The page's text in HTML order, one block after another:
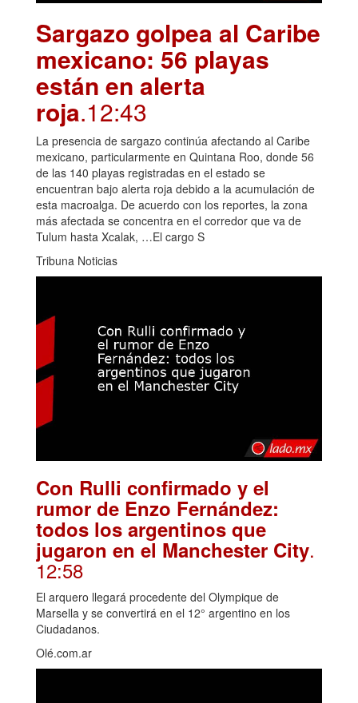
Sargazo golpea al Caribe
mexicano: 56 playas
están en alerta
roja.12:43
La presencia de sargazo continúa afectando al Caribe
mexicano, particularmente en Quintana Roo, donde 56
de las 140 playas registradas en el estado se
encuentran bajo alerta roja debido a la acumulación de
esta macroalga. De acuerdo con los reportes, la zona
más afectada se concentra en el corredor que va de
Tulum hasta Xcalak, …El cargo S
Tribuna Noticias
Con Rulli confirmado y el
rumor de Enzo Fernández:
todos los argentinos que
jugaron en el Manchester City.
12:58
El arquero llegará procedente del Olympique de
Marsella y se convertirá en el 12° argentino en los
Ciudadanos.
Olé.com.ar